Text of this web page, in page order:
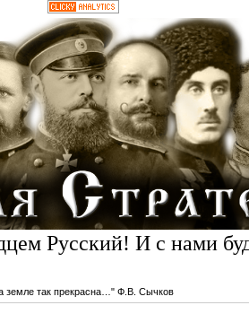
Русский! И с нами
земле так прекрасна…" Ф.В. Сычков